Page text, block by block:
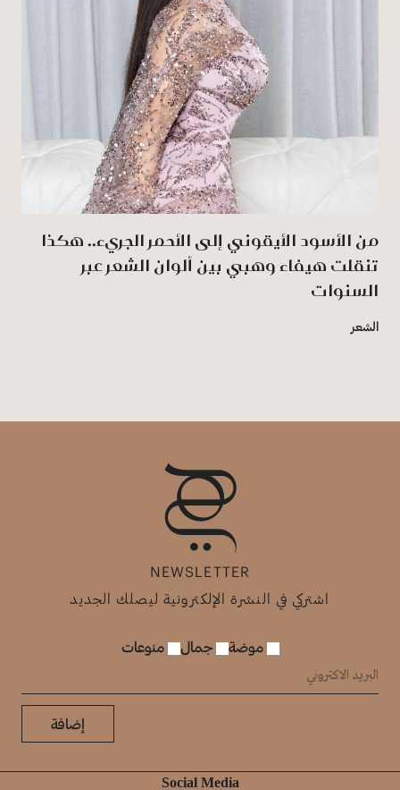
من الأسود الأيقوني إلى الأحمر الجريء.. هكذا
تنقلت هيفاء وهبي بين ألوان الشعر عبر
السنوات
الشعر
NEWSLETTER
اشتركي في النشرة الإلكترونية ليصلك الجديد
موضة جمال منوعات
إضافة
Social Media